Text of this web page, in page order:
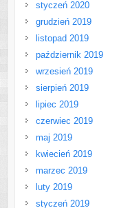
styczeń 2020
grudzień 2019
listopad 2019
październik 2019
wrzesień 2019
sierpień 2019
lipiec 2019
czerwiec 2019
maj 2019
kwiecień 2019
marzec 2019
luty 2019
styczeń 2019